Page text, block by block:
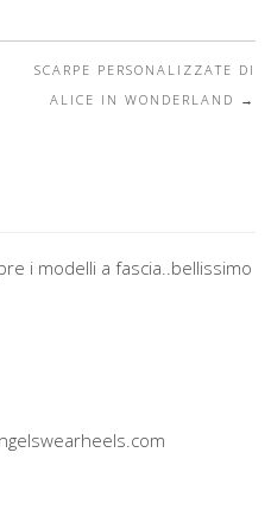
SCARPE PERSONALIZZATE DI
ALICE IN WONDERLAND →
i modelli a fascia..bellissimo